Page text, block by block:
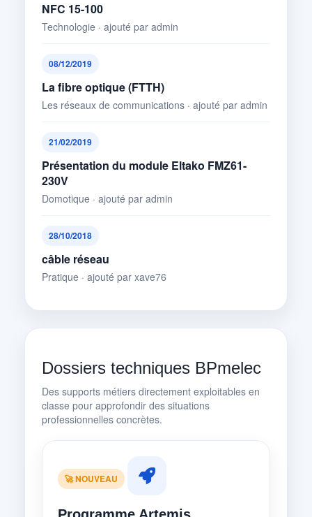
NFC 15-100
Technologie · ajouté par admin
08/12/2019
La fibre optique (FTTH)
Les réseaux de communications · ajouté par admin
21/02/2019
Présentation du module Eltako FMZ61-
230V
Domotique · ajouté par admin
28/10/2018
câble réseau
Pratique · ajouté par xave76
Dossiers techniques BPmelec
Des supports métiers directement exploitables en
classe pour approfondir des situations
professionnelles concrètes.
🚀 NOUVEAU